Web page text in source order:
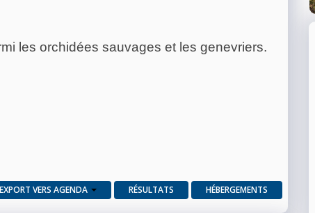
les orchidées sauvages et les genevriers.
EXPORT VERS AGENDA RÉSULTATS HÉBERGEMENTS